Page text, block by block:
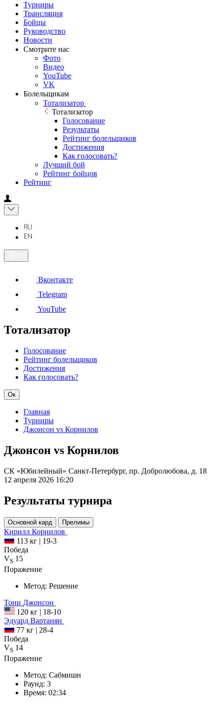
Турниры
Трансляция
Бойцы
Руководство
Новости
Смотрите нас
Фото
Видео
YouTube
VK
Болельщикам
Тотализатор
Тотализатор
Голосование
Результаты
Рейтинг болельщиков
Достижения
Как голосовать?
Лучший бой
Рейтинг бойцов
Рейтинг
Вконтакте
Telegram
YouTube
Тотализатор
Голосование
Рейтинг болельщиков
Достижения
Как голосовать?
Ок
Главная
Турниры
Джонсон vs Корнилов
Джонсон vs Корнилов
СК «Юбилейный» Санкт-Петербург, пр. Добролюбова, д. 18
12 апреля 2026 16:20
Результаты турнира
Основной кард Прелимы
Кирилл Корнилов
113 кг | 19-3
Победа
VS 15
Поражение
Метод: Решение
Тони Джонсон
120 кг | 18-10
Эдуард Вартанян
77 кг | 28-4
Победа
VS 14
Поражение
Метод: Сабмишн
Раунд: 3
Время: 02:34